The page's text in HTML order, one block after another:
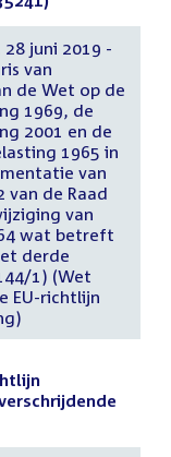
juni 2019 -
van
de Wet op de
1969, de
2001 en de
1965 in
van
van de Raad
van
wat betreft
derde
1) (Wet
EU-richtlijn